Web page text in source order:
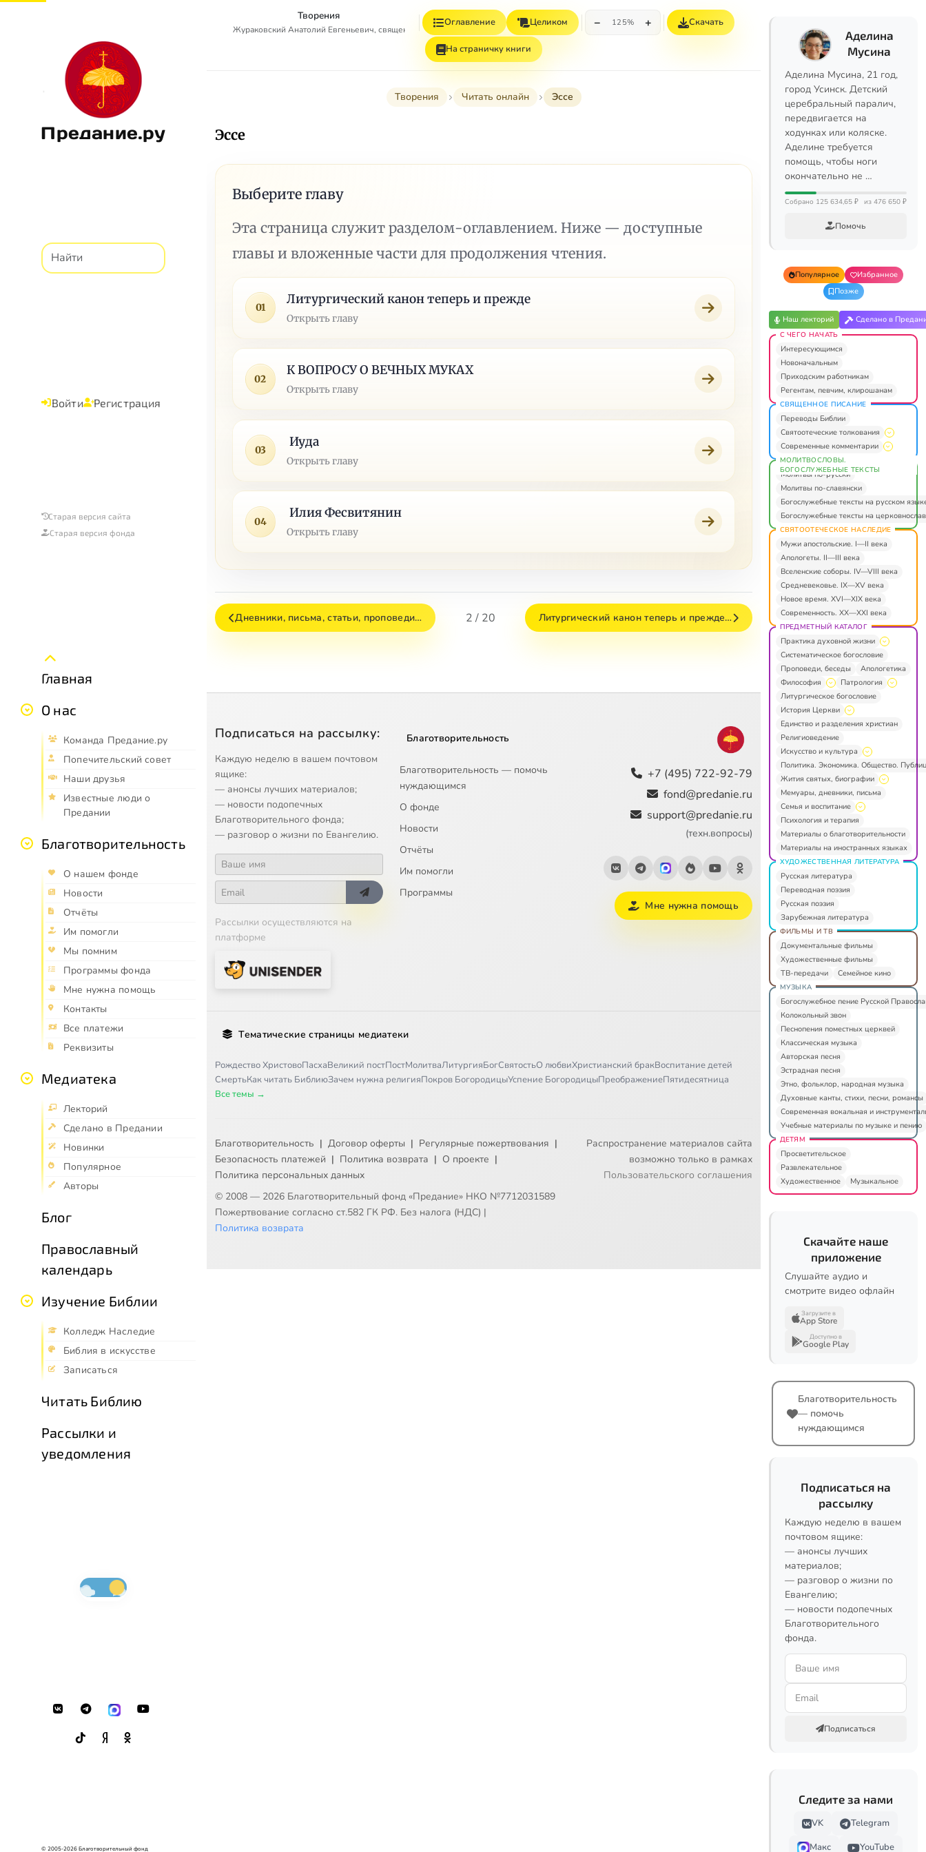
Предание.ру
Войти Регистрация
Старая версия сайта
Старая версия фонда
Главная
О нас
Команда Предание.ру
Попечительский совет
Наши друзья
Известные люди о
Предании
Благотворительность
О нашем фонде
Новости
Отчёты
Им помогли
Мы помним
Программы фонда
Мне нужна помощь
Контакты
Все платежи
Реквизиты
Медиатека
Лекторий
Сделано в Предании
Новинки
Популярное
Авторы
Блог
Православный
календарь
Изучение Библии
Колледж Наследие
Библия в искусстве
Записаться
Читать Библию
Рассылки и
уведомления
© 2005-2026 Благотворительный фонд
Творения
Жураковский Анатолий Евгеньевич, священномученик
Оглавление Целиком − 125% + Скачать
На страничку книги
Творения Читать онлайн Эссе
Эссе
Выберите главу
Эта страница служит разделом-оглавлением. Ниже — доступные
главы и вложенные части для продолжения чтения.
01
Литургический канон теперь и прежде
Открыть главу
02
К ВОПРОСУ О ВЕЧНЫХ МУКАХ
Открыть главу
03
Иуда
Открыть главу
04
Илия Фесвитянин
Открыть главу
Дневники, письма, статьи, проповеди… 2 / 20 Литургический канон теперь и прежде…
Подписаться на рассылку:
Каждую неделю в вашем почтовом
ящике:
— анонсы лучших материалов;
— новости подопечных
Благотворительного фонда;
— разговор о жизни по Евангелию.
Рассылки осуществляются на
платформе
Благотворительность
Благотворительность — помочь
нуждающимся
О фонде
Новости
Отчёты
Им помогли
Программы
+7 (495) 722-92-79
fond@predanie.ru
support@predanie.ru
(техн.вопросы)
Мне нужна помощь
Тематические страницы медиатеки
Рождество ХристовоПасхаВеликий постПостМолитваЛитургияБогСвятостьО любвиХристианский бракВоспитание детей
СмертьКак читать БиблиюЗачем нужна религияПокров БогородицыУспение БогородицыПреображениеПятидесятница
Все темы →
Благотворительность | Договор оферты | Регулярные пожертвования |
Безопасность платежей | Политика возврата | О проекте |
Политика персональных данных
© 2008 — 2026 Благотворительный фонд «Предание» НКО №7712031589
Пожертвование согласно ст.582 ГК РФ. Без налога (НДС) |
Политика возврата
Распространение материалов сайта
возможно только в рамках
Пользовательского соглашения
Аделина
Мусина
Аделина Мусина, 21 год,
город Усинск. Детский
церебральный паралич,
передвигается на
ходунках или коляске.
Аделине требуется
помощь, чтобы ноги
окончательно не …
Собрано 125 634,65 ₽ из 476 650 ₽
Помочь
Популярное
Избранное
Позже
Наш лекторий Сделано в
С ЧЕГО НАЧАТЬ
Интересующимся
Новоначальным
Приходским работникам
Регентам, певчим, клирошанам
СВЯЩЕННОЕ ПИСАНИЕ
Переводы Библии
Святоотеческие толкования
Современные комментарии
МОЛИТВОСЛОВЫ.
БОГОСЛУЖЕБНЫЕ ТЕКСТЫ
Молитвы по-русски
Молитвы по-славянски
Богослужебные тексты на русском
Богослужебные тексты на
СВЯТООТЕЧЕСКОЕ НАСЛЕДИЕ
Мужи апостольские. I—II века
Апологеты. II—III века
Вселенские соборы. IV—VIII века
Средневековье. IX—XV века
Новое время. XVI—XIX века
Современность. XX—XXI века
ПРЕДМЕТНЫЙ КАТАЛОГ
Практика духовной жизни
Систематическое богословие
Проповеди, беседы
Апологетика
Философия
Патрология
Литургическое богословие
История Церкви
Единство и разделения христиан
Религиоведение
Искусство и культура
Политика. Экономика. Общество.
Жития святых, биографии
Мемуары, дневники, письма
Семья и воспитание
Психология и терапия
Материалы о благотворительности
Материалы на иностранных языках
ХУДОЖЕСТВЕННАЯ ЛИТЕРАТУРА
Русская литература
Переводная поэзия
Русская поэзия
Зарубежная литература
ФИЛЬМЫ И ТВ
Документальные фильмы
Художественные фильмы
ТВ-передачи
Семейное кино
МУЗЫКА
Богослужебное пение Русской
Колокольный звон
Песнопения поместных церквей
Классическая музыка
Авторская песня
Эстрадная песня
Этно, фольклор, народная музыка
Духовные канты, стихи, песни, романсы
Современная вокальная и
Учебные материалы по музыке и пению
ДЕТЯМ
Просветительское
Развлекательное
Художественное
Музыкальное
Скачайте наше
приложение
Слушайте аудио и
смотрите видео офлайн
Загрузите в
App Store
Доступно в
Google Play
Благотворительность
— помочь
нуждающимся
Подписаться на
рассылку
Каждую неделю в вашем
почтовом ящике:
— анонсы лучших
материалов;
— разговор о жизни по
Евангелию;
— новости подопечных
Благотворительного
фонда.
Подписаться
Следите за нами
VK
Telegram
Макс
YouTube